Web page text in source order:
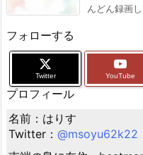
んどん録画
フォローする
Twitter YouTube
プロフィール
名前：はりす
Twitter： @msoyu62k22